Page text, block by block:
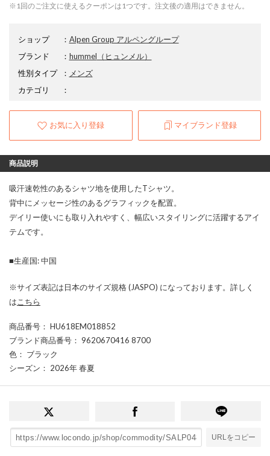
※1回のご注文に使えるクーポンは1つです。注文後の適用はできません。
ショップ ： Alpen Group アルペングループ
ブランド
： hummel （ヒュンメル）
性別タイプ
： メンズ
カテゴリ
：
お気に入り登録 マイブランド登録
商品説明
吸汗速乾性のあるシャツ地を使用したTシャツ。
背中にメッセージ性のあるグラフィックを配置。
デイリー使いにも取り入れやすく、幅広いスタイリングに活躍するアイ
テムです。
■生産国: 中国
※サイズ表記は日本のサイズ規格 (JASPO) になっております。詳しく
は こちら
商品番号 ： HU618EM018852
ブランド商品番号 ： 9620670416 8700
色 ： ブラック
シーズン ： 2026年 春夏
URLをコピー